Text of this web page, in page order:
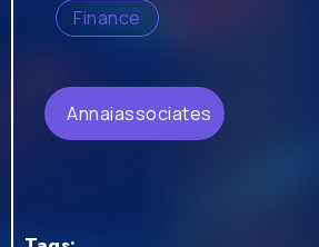
Finance
Annaiassociates